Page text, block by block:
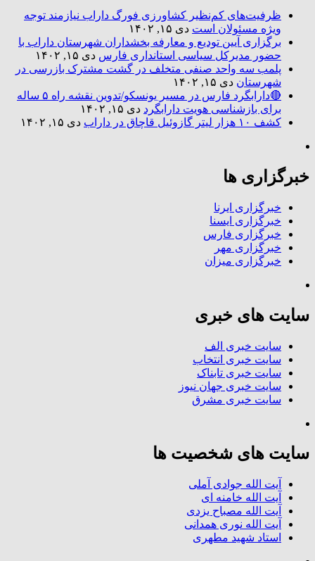
ظرفیت‌های کم‌نظیر کشاورزی فورگ داراب نیازمند توجه
ویژه مسئولان است دی ۱۵, ۱۴۰۲
برگزاری آیین تودیع و معارفه بخشداران شهرستان داراب با
حضور مدیرکل سیاسی استانداری فارس دی ۱۵, ۱۴۰۲
پلمب سه واحد صنفی متخلف در گشت مشترک بازرسی در
شهرستان دی ۱۵, ۱۴۰۲
🔴دارابگرد فارس در مسیر یونسکو/تدوین نقشه راه ۵ ساله
برای بازشناسی هویت دارابگرد دی ۱۵, ۱۴۰۲
کشف ۱۰ هزار لیتر گازوئیل قاچاق در داراب
دی ۱۵, ۱۴۰۲
خبرگزاری ها
خبرگزاری ایرنا
خبرگزاری ایسنا
خبرگزاری فارس
خبرگزاری مهر
خبرگزاری میزان
سایت های خبری
سایت خبری الف
سایت خبری انتخاب
سایت خبری تابناک
سایت خبری جهان نیوز
سایت خبری مشرق
سایت های شخصیت ها
آیت الله جوادی آملی
آیت الله خامنه ای
آیت الله مصباح یزدی
آیت الله نوری همدانی
استاد شهید مطهری